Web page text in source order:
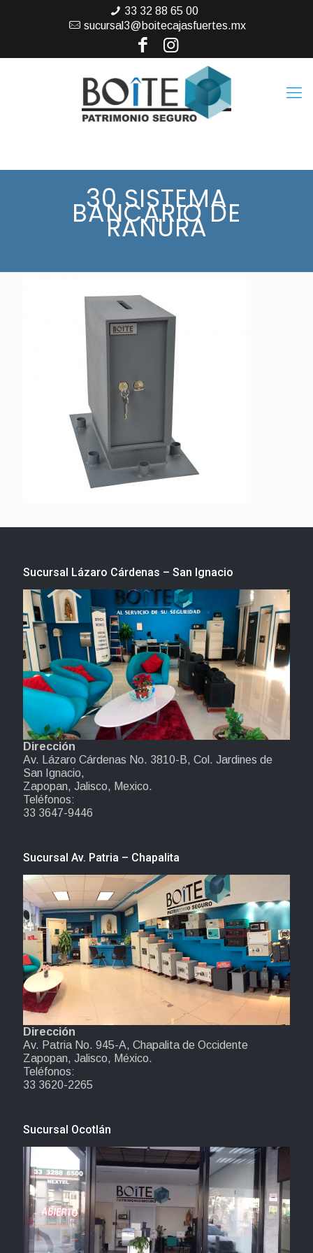
33 32 88 65 00
sucursal3@boitecajasfuertes.mx
30 SISTEMA
BANCARIO DE
RANURA
Sucursal Lázaro Cárdenas – San Ignacio
Dirección
Av. Lázaro Cárdenas No. 3810-B, Col. Jardines de
San Ignacio,
Zapopan, Jalisco, Mexico.
Teléfonos:
33 3647-9446
Sucursal Av. Patria – Chapalita
Dirección
Av. Patria No. 945-A, Chapalita de Occidente
Zapopan, Jalisco, México.
Teléfonos:
33 3620-2265
Sucursal Ocotlán